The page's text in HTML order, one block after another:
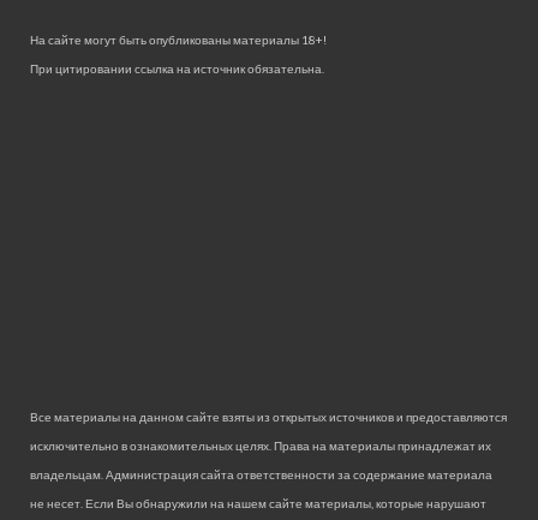
На сайте могут быть опубликованы материалы 18+!
При цитировании ссылка на источник обязательна.
Все материалы на данном сайте взяты из открытых источников и предоставляются
исключительно в ознакомительных целях. Права на материалы принадлежат их
владельцам. Администрация сайта ответственности за содержание материала
не несет. Если Вы обнаружили на нашем сайте материалы, которые нарушают